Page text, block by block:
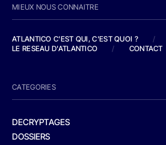
MIEUX NOUS CONNAITRE
ATLANTICO C'EST QUI, C'EST QUOI ?
/
LE RESEAU D'ATLANTICO
/ CONTACT
CATEGORIES
DECRYPTAGES
DOSSIERS